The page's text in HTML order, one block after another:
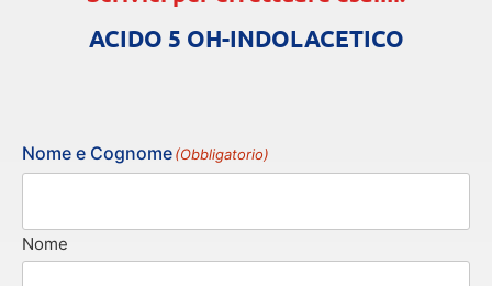
ACIDO 5 OH-INDOLACETICO
Nome e Cognome(Obbligatorio)
Nome